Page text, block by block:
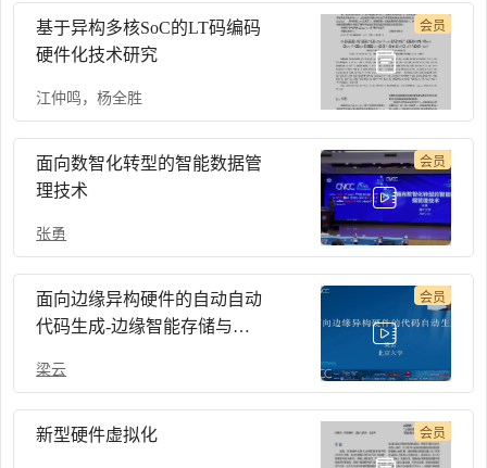
基于异构多核SoC的LT码编码
硬件化技术研究
江仲鸣 ，杨全胜
会员
面向数智化转型的智能数据管
理技术
张勇
会员
面向边缘异构硬件的自动自动
代码生成-边缘智能存储与计
梁云
会员
新型硬件虚拟化 会员